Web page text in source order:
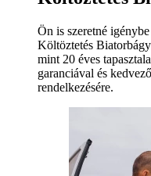
Ön is szeretné
Költöztetés
mint 20 éves
garanciával és
rendelkezésére.